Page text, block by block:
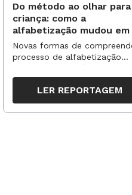
Do método ao olhar para
criança: como a
alfabetização mudou em
anos?
Novas formas de
processo de alfabetização
influenciaram políticas e
práticas, transformando o
da leitura e da escrita
LER REPORTAGEM